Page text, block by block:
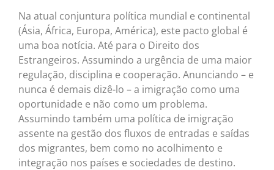
Na atual conjuntura política mundial e continental
(Ásia, África, Europa, América), este pacto global é
uma boa notícia. Até para o Direito dos
Estrangeiros. Assumindo a urgência de uma maior
regulação, disciplina e cooperação. Anunciando – e
nunca é demais dizê-lo – a imigração como uma
oportunidade e não como um problema.
Assumindo também uma política de imigração
assente na gestão dos fluxos de entradas e saídas
dos migrantes, bem como no acolhimento e
integração nos países e sociedades de destino.